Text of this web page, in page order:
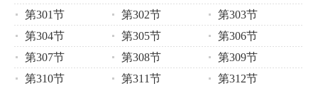
第301节
第302节
第303节
第304节
第305节
第306节
第307节
第308节
第309节
第310节
第311节
第312节